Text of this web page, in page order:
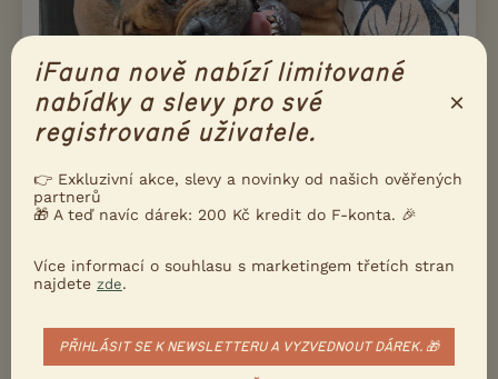
Jsme chovatelská stanice Staroanglických buldoků. Štěňátka
nové rodiny budou šťěňátka, o...
iFauna nově nabízí limitované
nabídky a slevy pro své
registrované uživatele.
×
👉 Exkluzivní akce, slevy a novinky od našich ověřených
partnerů
🎁 A teď navíc dárek: 200 Kč kredit do F-konta. 🎉
Více informací o souhlasu s marketingem třetích stran
najdete zde.
PŘIHLÁSIT SE K NEWSLETTERU A VYZVEDNOUT DÁREK. 🎁